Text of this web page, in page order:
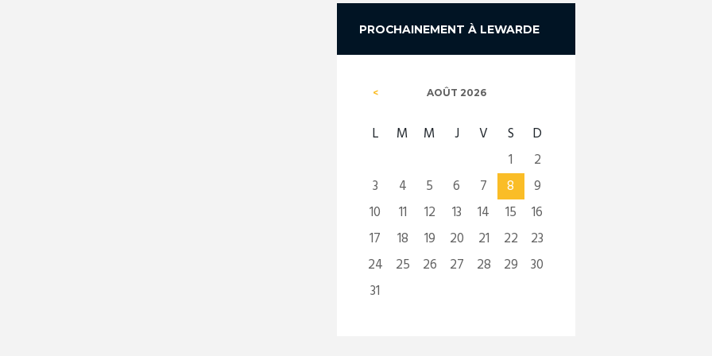
PROCHAINEMENT À LEWARDE
AOÛT 2026
L M M J V S
D
1
2
3
4 5 6 7 8
9
10
11 12 13 14 15
16
17
18 19 20 21 22
23
24
25 26 27 28 29
30
31